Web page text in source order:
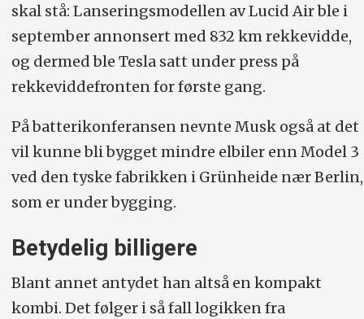
skal stå: Lanseringsmodellen av Lucid Air ble i
september annonsert med 832 km rekkevidde,
og dermed ble Tesla satt under press på
rekkeviddefronten for første gang.
På batterikonferansen nevnte Musk også at det
vil kunne bli bygget mindre elbiler enn Model 3
ved den tyske fabrikken i Grünheide nær Berlin,
som er under bygging.
Betydelig billigere
Blant annet antydet han altså en kompakt
kombi. Det følger i så fall logikken fra